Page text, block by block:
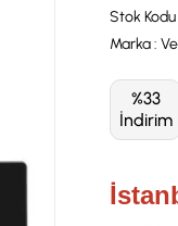
Stok Kodu
Marka:
%33
İndirim